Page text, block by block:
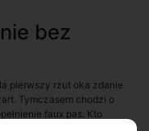
bez
pierwszy rzut oka zdanie
Tymczasem chodzi o
faux pas. Kto